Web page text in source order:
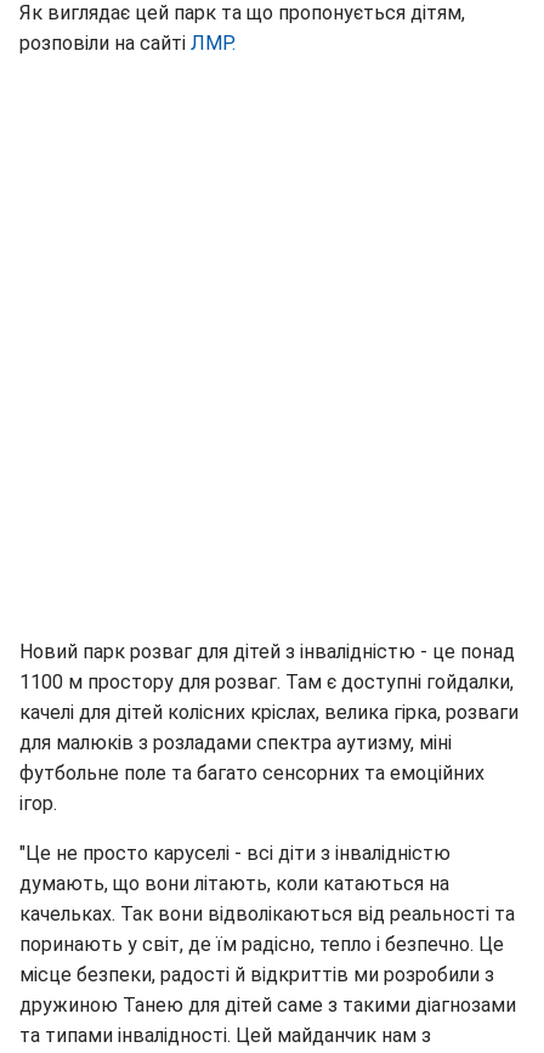
Як виглядає цей парк та що пропонується дітям,
розповіли на сайті ЛМР.
Новий парк розваг для дітей з інвалідністю - це понад
1100 м простору для розваг. Там є доступні гойдалки,
качелі для дітей колісних кріслах, велика гірка, розваги
для малюків з розладами спектра аутизму, міні
футбольне поле та багато сенсорних та емоційних
ігор.
"Це не просто каруселі - всі діти з інвалідністю
думають, що вони літають, коли катаються на
качельках. Так вони відволікаються від реальності та
поринають у світ, де їм радісно, тепло і безпечно. Це
місце безпеки, радості й відкриттів ми розробили з
дружиною Танею для дітей саме з такими діагнозами
та типами інвалідності. Цей майданчик нам з